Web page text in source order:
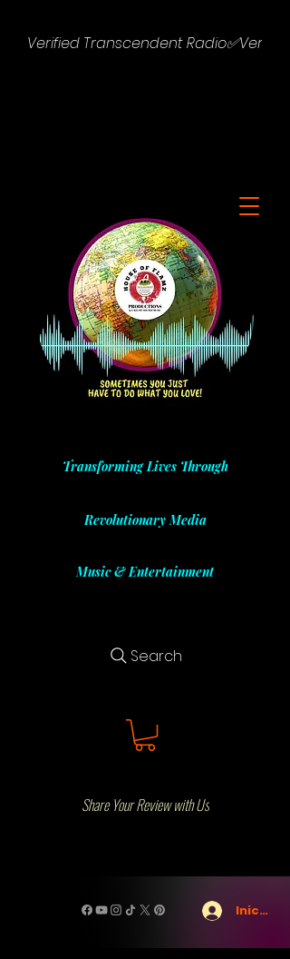
Verified Transcendent Radio✅
Transforming Lives Through
Revolutionary Media
Music & Entertainment
Search
Share Your Review with Us
Iniciar